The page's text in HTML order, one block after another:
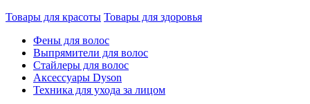
Товары для красоты Товары для здоровья
Фены для волос
Выпрямители для волос
Стайлеры для волос
Аксессуары Dyson
Техника для ухода за лицом